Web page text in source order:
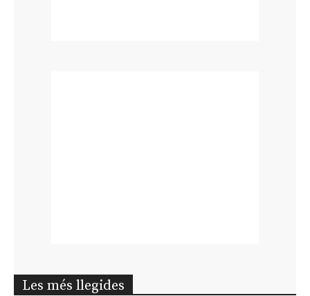
Les més llegides